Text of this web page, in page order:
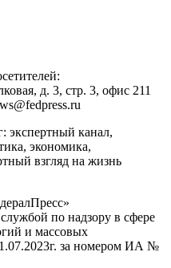
д. 3, стр. 3, офис 211
экспертный канал,
экономика,
взгляд на жизнь
по надзору в сфере
и массовых
за номером ИА №